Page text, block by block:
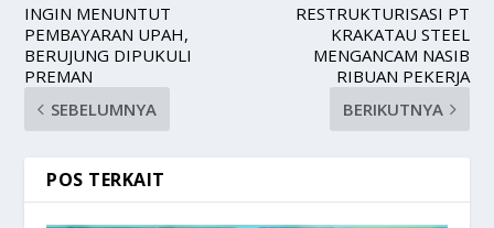
INGIN MENUNTUT
PEMBAYARAN UPAH,
BERUJUNG DIPUKULI
PREMAN
SEBELUMNYA
RESTRUKTURISASI PT
KRAKATAU STEEL
MENGANCAM NASIB
RIBUAN PEKERJA
BERIKUTNYA
POS TERKAIT